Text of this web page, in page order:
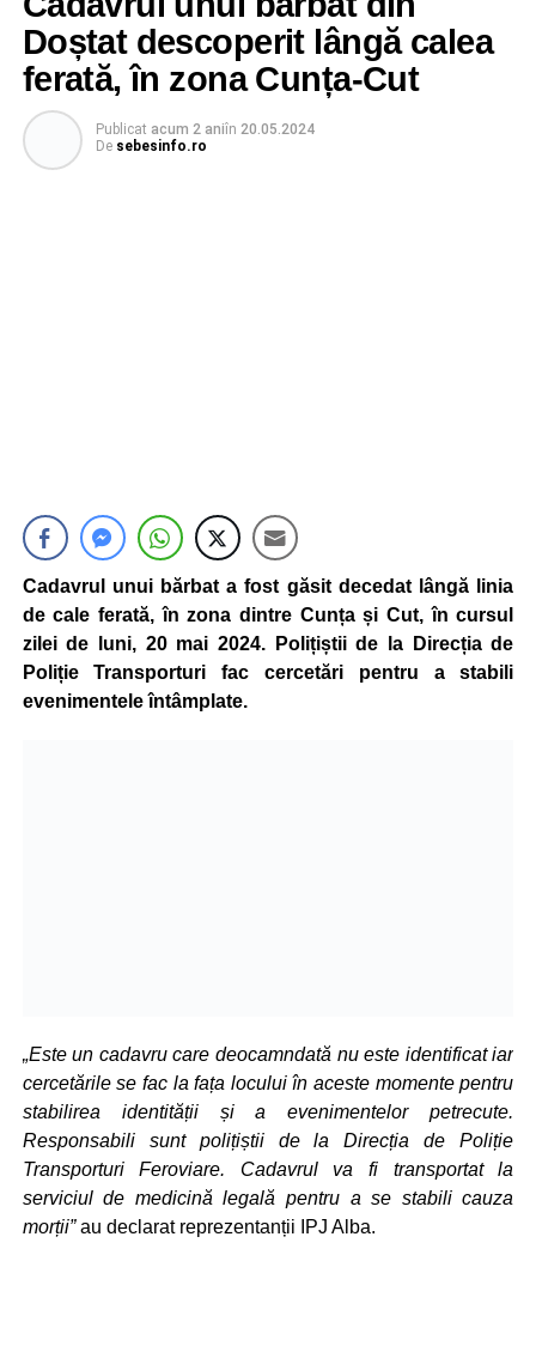
Doștat descoperit lângă calea
ferată, în zona Cunța-Cut
Publicat acum 2 aniîn 20.05.2024
De sebesinfo.ro
Cadavrul unui bărbat a fost găsit decedat lângă linia
de cale ferată, în zona dintre Cunța și Cut, în cursul
zilei de luni, 20 mai 2024. Polițiștii de la Direcția de
Poliție Transporturi fac cercetări pentru a stabili
evenimentele întâmplate.
„Este un cadavru care deocamndată nu este identificat iar
cercetările se fac la fața locului în aceste momente pentru
stabilirea identității și a evenimentelor petrecute.
Responsabili sunt polițiștii de la Direcția de Poliție
Transporturi Feroviare. Cadavrul va fi transportat la
serviciul de medicină legală pentru a se stabili cauza
morții”au declarat reprezentanții IPJ Alba.